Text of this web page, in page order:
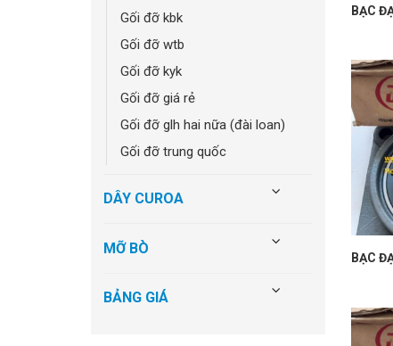
gối đỡ kbk
gối đỡ wtb
gối đỡ kyk
gối đỡ giá rẻ
gối đỡ glh hai nữa (đài loan)
gối đỡ trung quốc
DÂY CUROA
MỠ BÒ
BẢNG GIÁ
BẠC
BẠC